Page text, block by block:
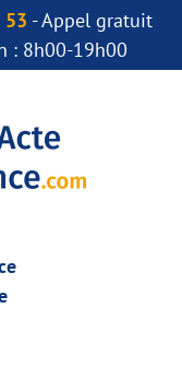
53 - Appel gratuit
: 8h00-19h00